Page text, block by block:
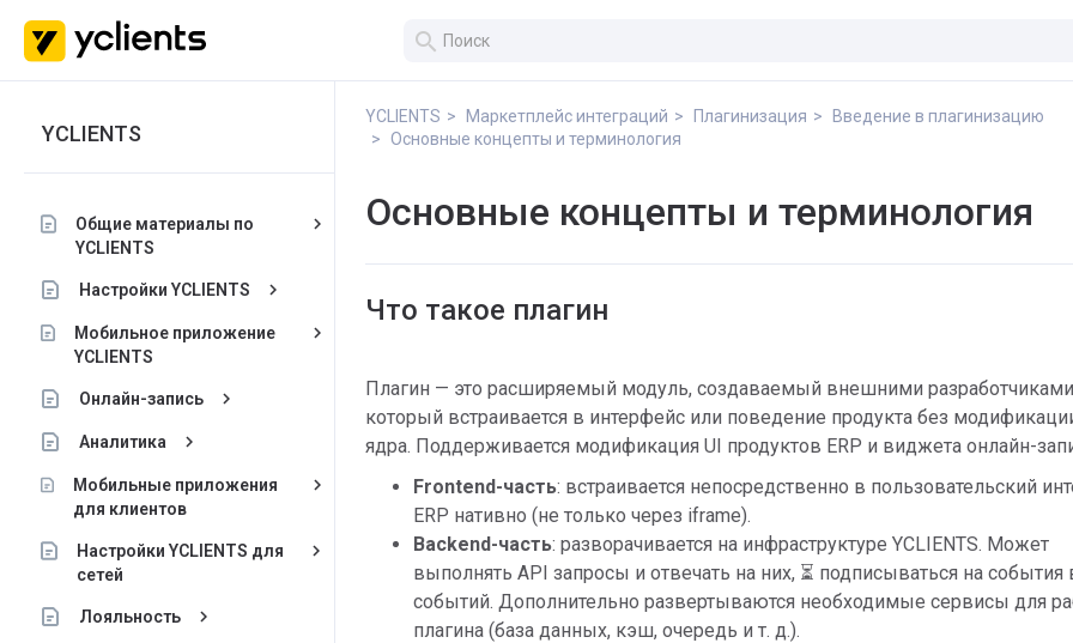
search
YCLIENTS
Общие материалы по
YCLIENTS
keyboard_arrow_right
Настройки YCLIENTS keyboard_arrow_right
Мобильное приложение
YCLIENTS
keyboard_arrow_right
Онлайн-запись keyboard_arrow_right
Аналитика keyboard_arrow_right
Мобильные приложения
для клиентов
keyboard_arrow_right
Настройки YCLIENTS для
сетей
keyboard_arrow_right
Лояльность keyboard_arrow_right
YCLIENTS Маркетплейс интеграций Плагинизация
Введение в плагинизацию
Основные концепты и терминология
Основные концепты и терминология
Что такое плагин
Плагин — это расширяемый модуль, создаваемый внешними
который встраивается в интерфейс или поведение продукта без
ядра. Поддерживается модификация UI продуктов ERP и виджета онлайн-
Frontend-часть: встраивается непосредственно в пользовательский
ERP нативно (не только через iframe).
Backend-часть: разворачивается на инфраструктуре YCLIENTS. Может
выполнять API запросы и отвечать на них, ⏳ подписываться на
событий. Дополнительно развертываются необходимые сервисы для
плагина (база данных, кэш, очередь и т. д.).